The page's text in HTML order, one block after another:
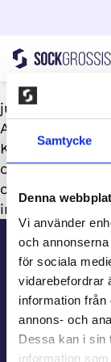
Samtycke
Denna
Vi använder
och
för sociala
vidarebefordrar
information från
annons- och
Dessa kan i sin
information
Hoppa till
juni 30, 2026
Av
Klassen säljer
och
och 150 kr per
in pengar till
Sidfot